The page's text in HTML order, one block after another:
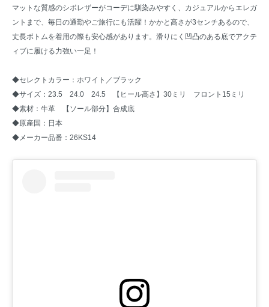
マットな質感のシボレザーがコーデに馴染みやすく、カジュアルからエレガ
ントまで、毎日の通勤やご旅行にも活躍！かかと高さが3センチあるので、
丈長ボトムを着用の際も安心感があります。滑りにく凹凸のある底でアクテ
ィブに履ける力強い一足！
◆セレクトカラー：ホワイト／ブラック
◆サイズ：23.5 24.0 24.5 【ヒール高さ】30ミリ フロント15ミリ
◆素材：牛革 【ソール部分】合成底
◆原産国：日本
◆メーカー品番：26KS14